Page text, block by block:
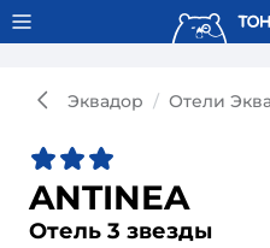
Тонкости используют
Эквадор Отели
ANTINEA
Отель 3 звезды